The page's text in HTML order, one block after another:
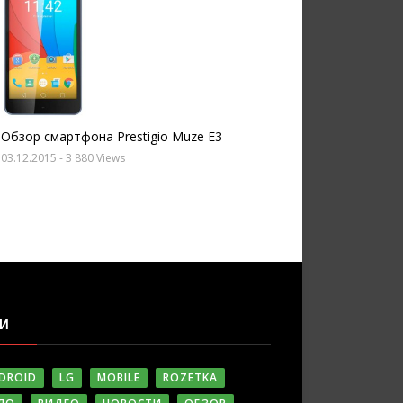
Обзор смартфона Prestigio Muze E3
03.12.2015 - 3 880 Views
LG MOBILE
ROZETKA